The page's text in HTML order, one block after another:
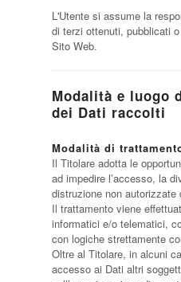
L'Utente si assume la
di terzi ottenuti, pubblicati
Sito Web.
Modalità e luogo
dei Dati raccolti
Modalità di
Il Titolare adotta le
ad impedire l’accesso, la
distruzione non autorizzate
Il trattamento viene
informatici e/o telematici,
con logiche strettamente
Oltre al Titolare, in alcuni
accesso ai Dati altri